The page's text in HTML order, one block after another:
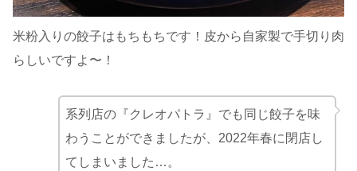
米粉入りの餃子はもちもちです！ 皮から自家製で手切り肉
らしいですよ〜！
系列店の『クレオパトラ』でも同じ餃子を味
わうことができましたが、2022年春に閉店し
てしまいました…。